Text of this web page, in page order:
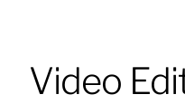
Video